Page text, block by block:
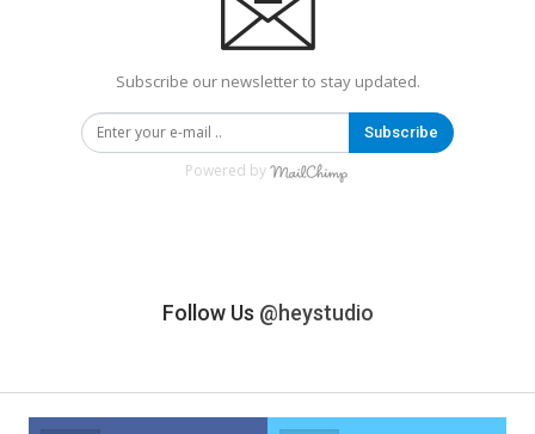
Subscribe our newsletter to stay updated.
Subscribe
Powered by
Follow Us @heystudio